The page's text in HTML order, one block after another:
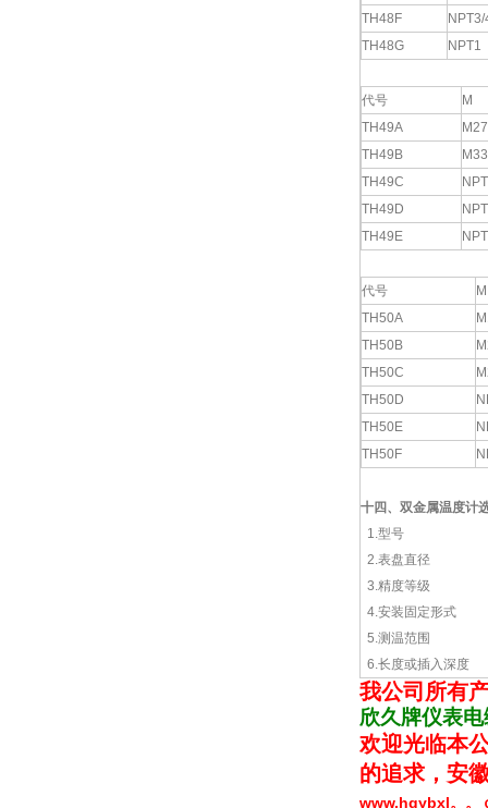
TH48F
NPT3/
TH48G
NPT1
代号
M
TH49A
TH49B
TH49C
TH49D
TH49E
代号
M
TH50A
TH50B
TH50C
TH50D
TH50E
TH50F
十四、双金属温度计
1.型号
2.表盘直径
3.精度等级
4.安装固定形式
5.测温范围
6.长度或插入深度
我公司 所有
欣久牌仪表
欢迎光临本
的追求，安
www.hgybxl。。